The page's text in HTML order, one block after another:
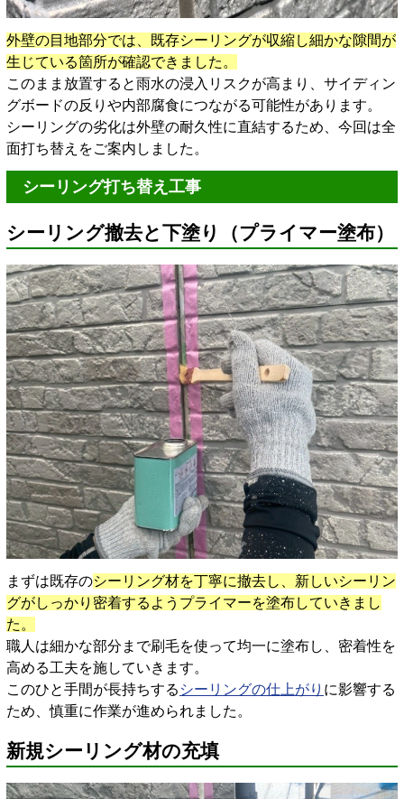
外壁の目地部分では、既存シーリングが収縮し細かな隙間が
生じている箇所が確認できました。
このまま放置すると雨水の浸入リスクが高まり、サイディン
グボードの反りや内部腐食につながる可能性があります。
シーリングの劣化は外壁の耐久性に直結するため、今回は全
面打ち替えをご案内しました。
シーリング打ち替え工事
シーリング撤去と下塗り（プライマー塗布）
まずは既存のシーリング材を丁寧に撤去し、新しいシーリン
グがしっかり密着するようプライマーを塗布していきまし
た。
職人は細かな部分まで刷毛を使って均一に塗布し、密着性を
高める工夫を施していきます。
このひと手間が長持ちする シーリングの仕上がり に影響する
ため、慎重に作業が進められました。
新規シーリング材の充填